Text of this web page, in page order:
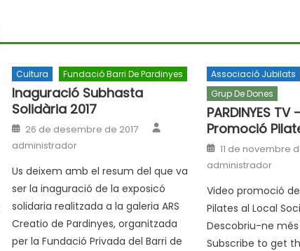
Cultura Fundació Barri De Pardinyes
Inaguració Subhasta
Solidària 2017
Posted
on
26 de desembre de 2017
administrador
Us deixem amb el resum del que va
ser la inaguració de la exposicó
solidaria realitzada a la galeria ARS
Creatio de Pardinyes, organitzada
per la Fundació Privada del Barri de
Associació Jubilats
Grup De Dones
PARDINYES
Promoció
Posted
on
11 de novembre
administrador
Video promoció
Pilates al Local
Descobriu-ne
Subscribe to get